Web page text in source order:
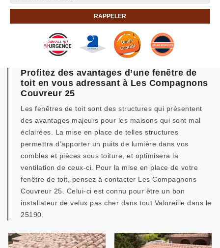
Profitez des avantages d’une fenêtre de
toit en vous adressant à Les Compagnons
Couvreur 25
Les fenêtres de toit sont des structures qui présentent
des avantages majeurs pour les maisons qui sont mal
éclairées. La mise en place de telles structures
permettra d’apporter un puits de lumière dans vos
combles et pièces sous toiture, et optimisera la
ventilation de ceux-ci. Pour la mise en place de votre
fenêtre de toit, pensez à contacter Les Compagnons
Couvreur 25. Celui-ci est connu pour être un bon
installateur de velux pas cher dans tout Valoreille dans le
25190.